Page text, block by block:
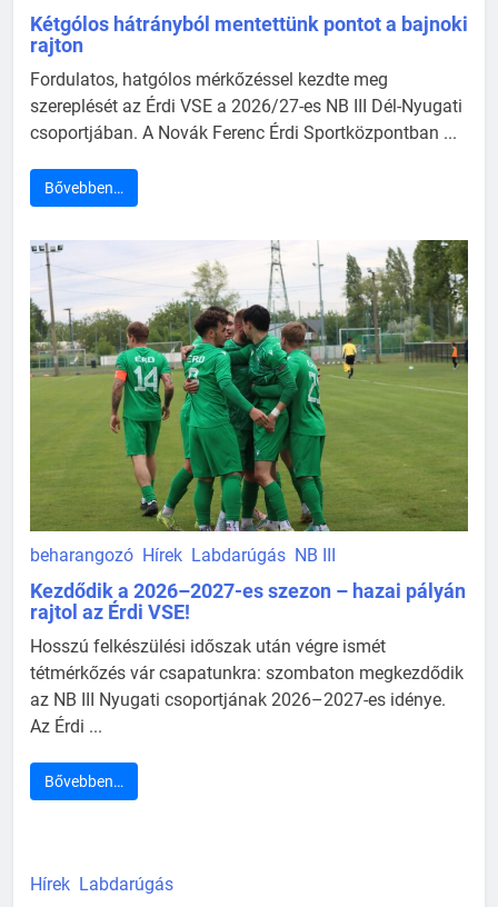
Kétgólos hátrányból mentettünk pontot a bajnoki
rajton
Fordulatos, hatgólos mérkőzéssel kezdte meg
szereplését az Érdi VSE a 2026/27-es NB III Dél-Nyugati
csoportjában. A Novák Ferenc Érdi Sportközpontban ...
Bővebben…
beharangozó Hírek Labdarúgás NB III
Kezdődik a 2026–2027-es szezon – hazai pályán
rajtol az Érdi VSE!
Hosszú felkészülési időszak után végre ismét
tétmérkőzés vár csapatunkra: szombaton megkezdődik
az NB III Nyugati csoportjának 2026–2027-es idénye.
Az Érdi ...
Bővebben…
Hírek Labdarúgás